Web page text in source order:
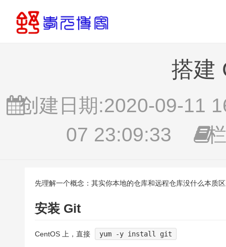
搭建
创建日期:2020-09-11
07 23:09:33
先理解一个概念：其实你本地的仓库和远程仓库没什么本质
安装 Git
CentOS 上，直接 yum -y install git